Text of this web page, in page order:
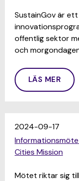
SustainGov är
offentlig sektor
och
LÄS MER
2024-09-17
Cities Mission
Mötet riktar sig